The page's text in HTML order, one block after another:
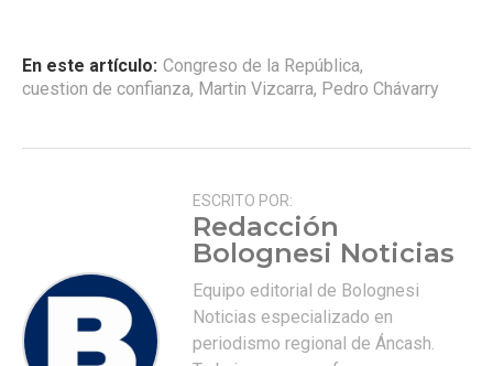
En este artículo: Congreso de la República,
cuestion de confianza, Martin Vizcarra, Pedro Chávarry
ESCRITO POR:
Redacción
Bolognesi Noticias
Equipo editorial de Bolognesi
Noticias especializado en
periodismo regional de Áncash.